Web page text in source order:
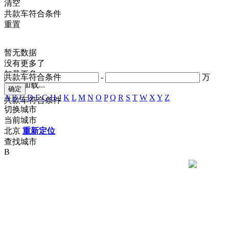
- 万
共款车符合条件
共款车符合条件
清空
共款车符合条件
重置
暂无数据
没有更多了
加载更多
正在加载...
A B C D F G H J K L M N O P Q R S T W X Y Z
切换城市
当前城市
北京 重新定位
查找城市
B